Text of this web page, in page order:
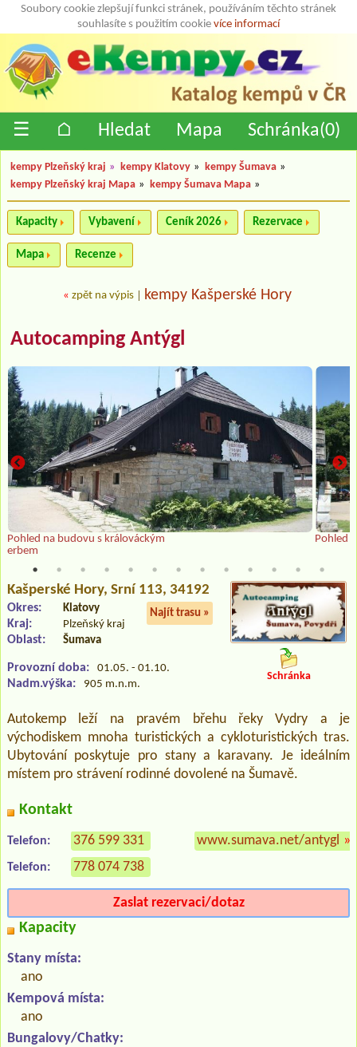
Soubory cookie zlepšují funkci stránek, používáním těchto stránek
souhlasíte s použitím cookie více informací
☰ ⌂ Hledat Mapa Schránka(0)
kempy Plzeňský kraj » kempy Klatovy » kempy Šumava »
kempy Plzeňský kraj Mapa » kempy Šumava Mapa »
Kapacity Vybavení Ceník 2026 Rezervace
Mapa Recenze
« zpět na výpis kempy Kašperské Hory
Autocamping Antýgl
Pohled na budovu s králováckým
erbem
Pohled
Kašperské Hory, Srní 113, 34192
Najít trasu »
Okres: Klatovy
Kraj: Plzeňský kraj
Oblast: Šumava
Provozní doba: 01.05. - 01.10.
Nadm.výška: 905 m.n.m.
Schránka
Autokemp leží na pravém břehu řeky Vydry a je
východiskem mnoha turistických a cykloturistických tras.
Ubytování poskytuje pro stany a karavany. Je ideálním
místem pro strávení rodinné dovolené na Šumavě.
Kontakt
Telefon: 376 599 331
Telefon: 778 074 738
www.sumava.net/antygl »
Zaslat rezervaci/dotaz
Kapacity
Stany místa:
ano
Kempová místa:
ano
Bungalovy/Chatky: